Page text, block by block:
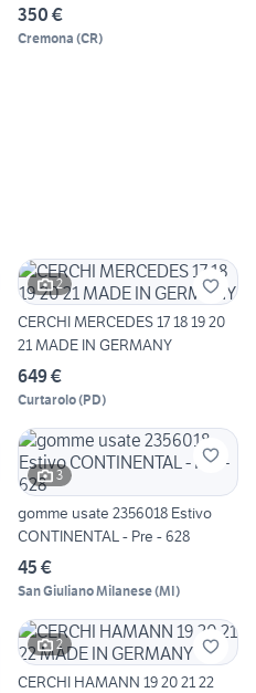
350 €
Cremona (CR)
2
CERCHI MERCEDES 17 18 19 20
21 MADE IN GERMANY
649 €
Curtarolo(PD)
3
gomme usate 2356018 Estivo
CONTINENTAL - Pre - 628
45 €
San Giuliano Milanese(MI)
2
CERCHI HAMANN 19 20 21 22